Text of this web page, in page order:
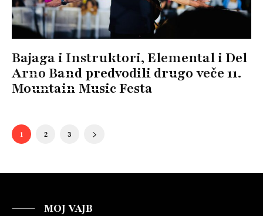
Bajaga i Instruktori, Elemental i Del
Arno Band predvodili drugo veče 11.
Mountain Music Festa
1 2 3
MOJ VAJB